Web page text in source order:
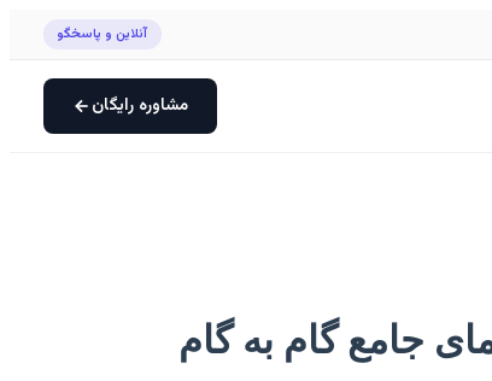
آنلاین و پاسخگو
مشاوره رایگان
جامع گام به گام